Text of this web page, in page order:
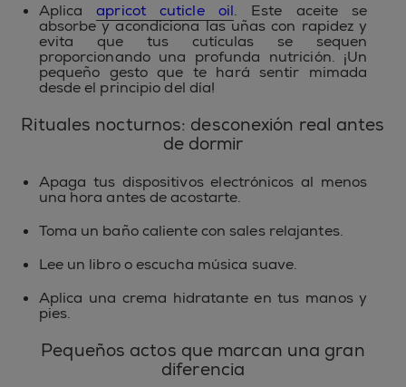
Aplicaapricot cuticle oil. Este aceite se
absorbe y acondiciona las uñas con rapidez y
evita que tus cutículas se sequen
proporcionando una profunda nutrición. ¡Un
pequeño gesto que te hará sentir mimada
desde el principio del día!
Rituales nocturnos: desconexión real antes
de dormir
Apaga tus dispositivos electrónicos al menos
una hora antes de acostarte.
Toma un baño caliente con sales relajantes.
Lee un libro o escucha música suave.
Aplica una crema hidratante en tus manos y
pies.
Pequeños actos que marcan una gran
diferencia